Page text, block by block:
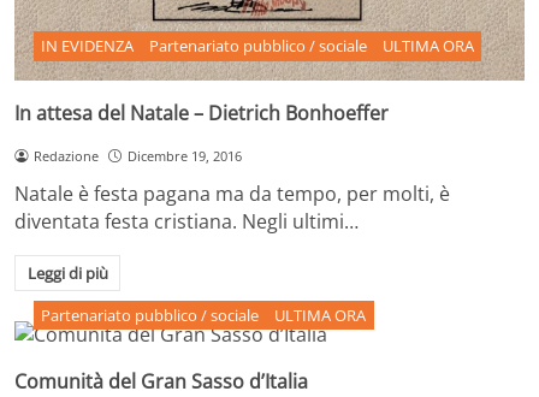
IN EVIDENZA Partenariato pubblico / sociale ULTIMA ORA
In attesa del Natale – Dietrich Bonhoeffer
Redazione Dicembre 19, 2016
Natale è festa pagana ma da tempo, per molti, è
diventata festa cristiana. Negli ultimi…
Leggi di più
Partenariato pubblico / sociale
ULTIMA ORA
Comunità del Gran Sasso d’Italia